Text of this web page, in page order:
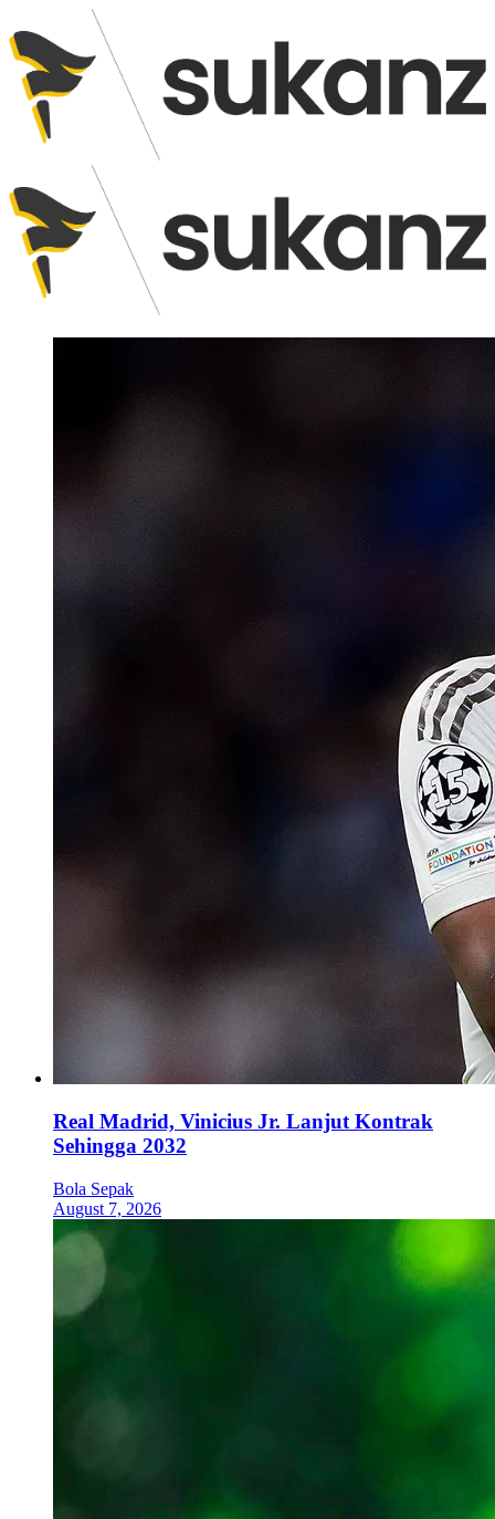
Real Madrid, Vinicius Jr. Lanjut Kontrak
Sehingga 2032
Bola Sepak
August 7, 2026